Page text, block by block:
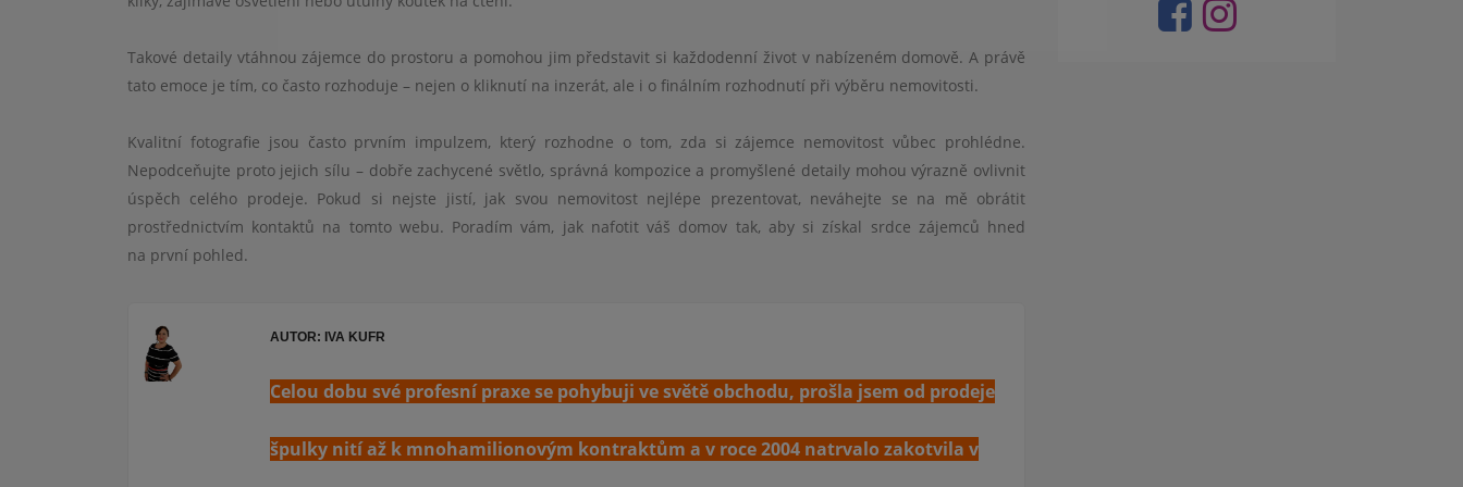
Takové detaily vtáhnou zájemce do prostoru a pomohou jim představit si každodenní život v nabízeném domově. A právě
tato emoce je tím, co často rozhoduje – nejen o kliknutí na inzerát, ale i o finálním rozhodnutí při výběru nemovitosti.
Kvalitní fotografie jsou často prvním impulzem, který rozhodne o tom, zda si zájemce nemovitost vůbec prohlédne.
Nepodceňujte proto jejich sílu – dobře zachycené světlo, správná kompozice a promyšlené detaily mohou výrazně ovlivnit
úspěch celého prodeje. Pokud si nejste jistí, jak svou nemovitost nejlépe prezentovat, neváhejte se na mě obrátit
prostřednictvím kontaktů na tomto webu. Poradím vám, jak nafotit váš domov tak, aby si získal srdce zájemců hned
na první pohled.
AUTOR: IVA KUFR
Celou dobu své profesní praxe se pohybuji ve světě obchodu, prošla jsem od prodeje
špulky nití až k mnohamilionovým kontraktům a v roce 2004 natrvalo zakotvila v